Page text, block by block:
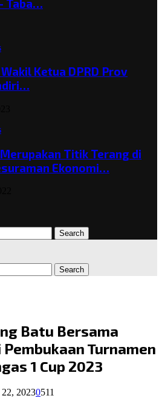
Taba…
Ketua DPRD Prov
Titik Terang di
Ekonomi…
Search
Search
Batu Bersama
Turnamen
1 Cup 2023
20230511